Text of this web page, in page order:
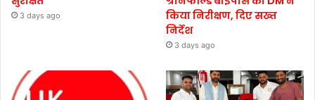
3 days ago
किया निरीक्षण, दिए सख्त
निर्देश
3 days ago